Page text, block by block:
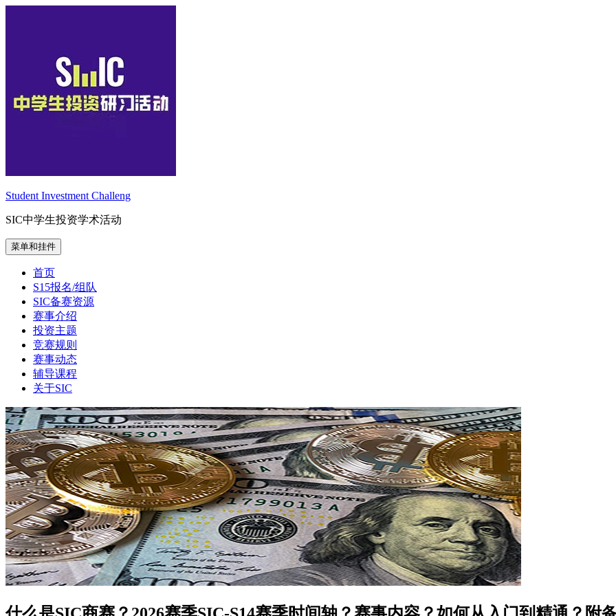
Student Investment Challeng
SIC中学生投资学术活动
菜单和挂件
首页
S15报名/组队
SIC备赛资源
赛事介绍
投资主题
竞赛规则
赛事动态
辅导课程
关于SIC